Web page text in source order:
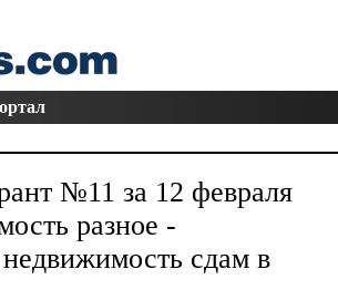
№11 за 12 февраля
разное -
сдам в